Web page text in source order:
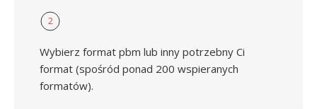
2
Wybierz format pbm lub inny potrzebny Ci
format (spośród ponad 200 wspieranych
formatów).